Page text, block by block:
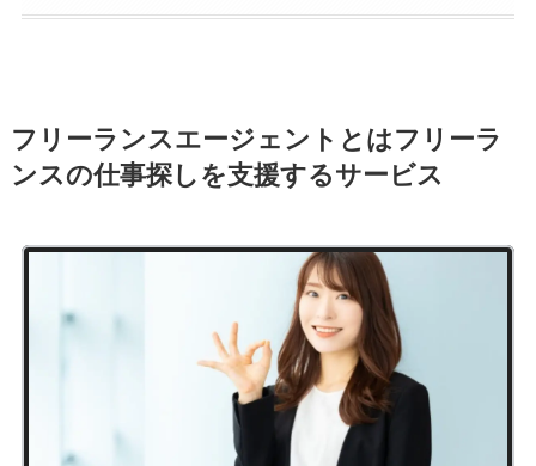
フリーランスエージェントとはフリーラ
ンスの仕事探しを支援するサービス